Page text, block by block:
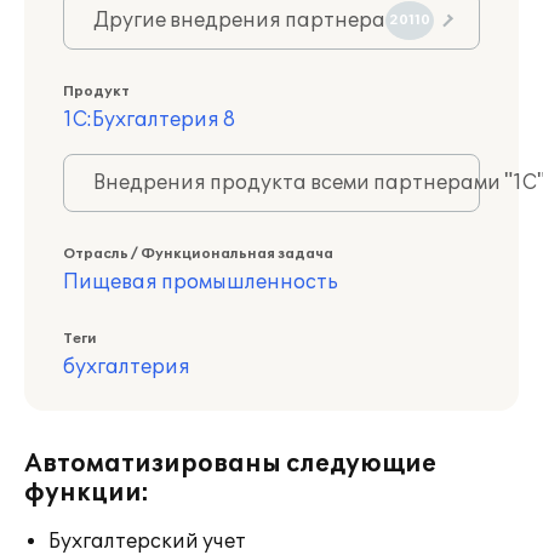
Другие внедрения партнера 20110
Продукт
1С:Бухгалтерия 8
Внедрения продукта всеми партнерами
Отрасль / Функциональная задача
Пищевая промышленность
Теги
бухгалтерия
Автоматизированы следующие
функции:
Бухгалтерский учет